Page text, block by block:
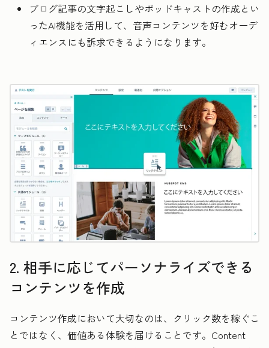
ブログ記事の文字起こしやポッドキャストの作成とい
ったAI機能を活用して、音声コンテンツを好むオーデ
ィエンスにも訴求できるようになります。
2. 相手に応じてパーソナライズできる
コンテンツを作成
コンテンツ作成において大切なのは、クリック数を稼ぐこ
とではなく、価値ある体験を届けることです。Content